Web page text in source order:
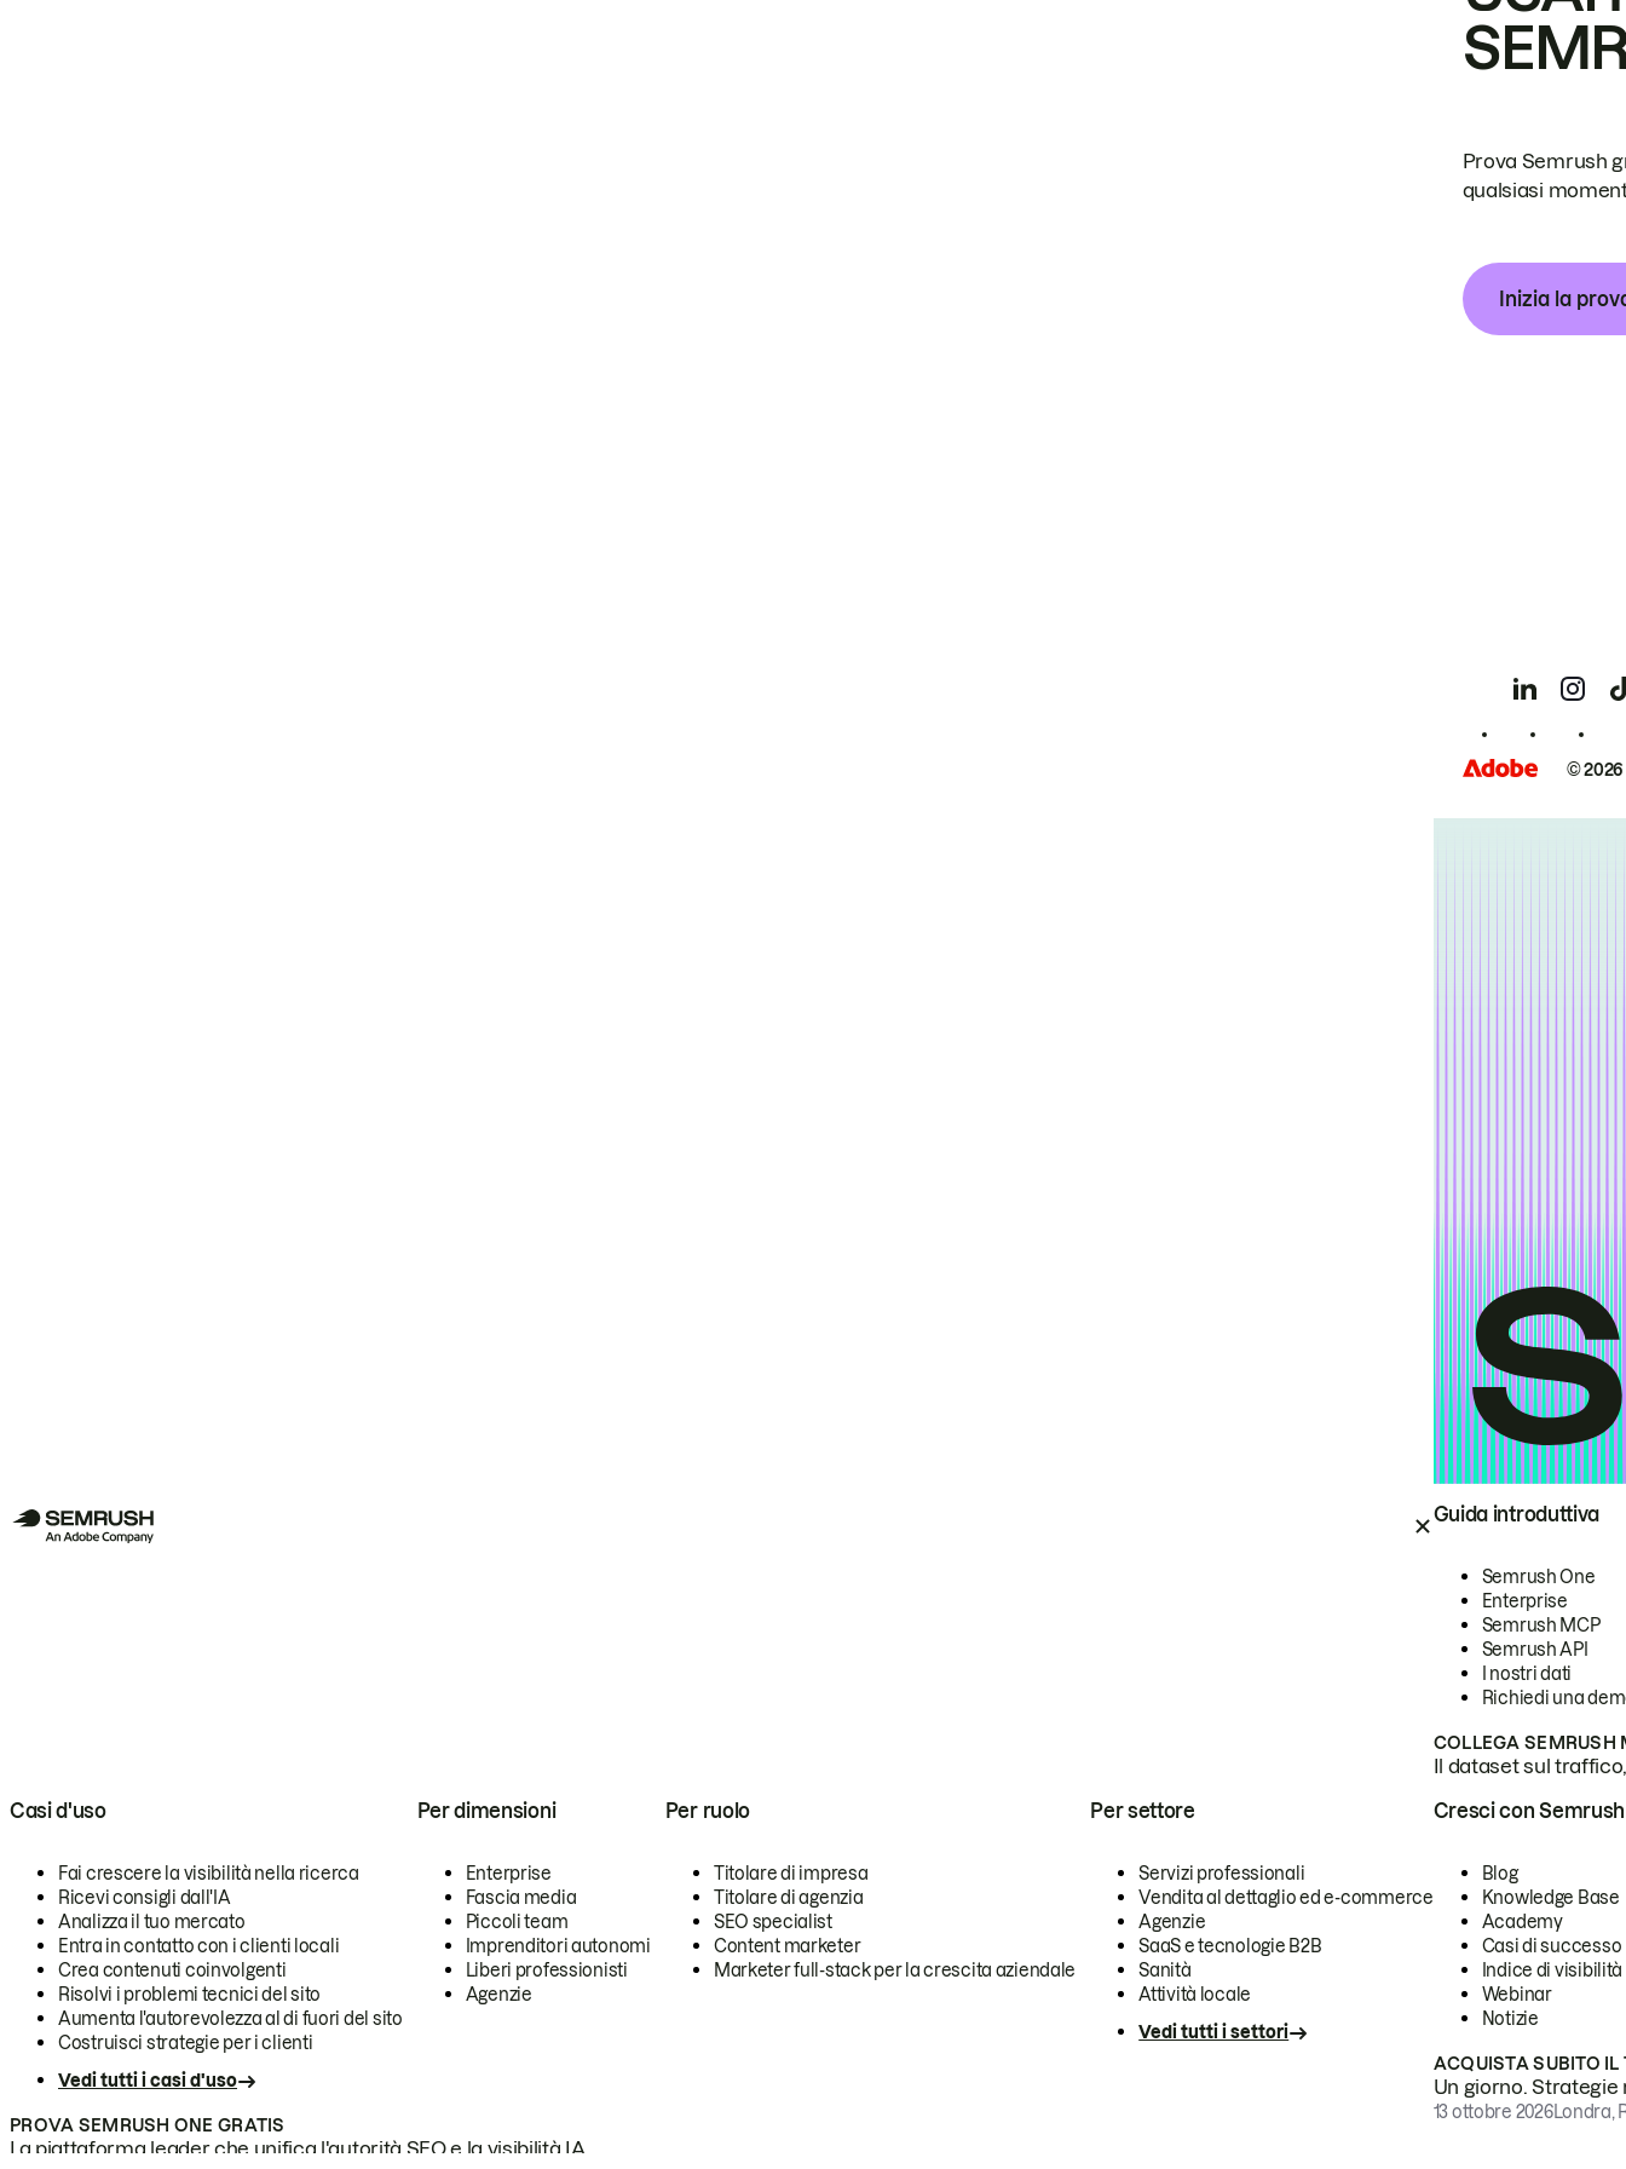
Guida introduttiva
Semrush One
Enterprise
Semrush MCP
Semrush API
I nostri dati
Richiedi una
COLLEGA SEMRUSH
Il dataset sul
Casi d'uso
Fai crescere la visibilità nella ricerca
Ricevi consigli dall'IA
Analizza il tuo mercato
Entra in contatto con i clienti locali
Crea contenuti coinvolgenti
Risolvi i problemi tecnici del sito
Aumenta l'autorevolezza al di fuori del sito
Costruisci strategie per i clienti
Vedi tutti i casi d'uso
Per dimensioni
Enterprise
Fascia media
Piccoli team
Imprenditori autonomi
Liberi professionisti
Agenzie
Per ruolo
Titolare di impresa
Titolare di agenzia
SEO specialist
Content marketer
Marketer full-stack per la crescita aziendale
Per settore
Servizi professionali
Vendita al dettaglio ed e-commerce
Agenzie
SaaS e tecnologie B2B
Sanità
Attività locale
Vedi tutti i settori
PROVA SEMRUSH ONE GRATIS
La piattaforma leader che unifica l'autorità SEO e la visibilità IA.
Cresci con Semrush
Blog
Knowledge Base
Academy
Casi di successo
Indice di visibilità
Webinar
Notizie
ACQUISTA SUBITO IL
Un giorno.
13 ottobre 2026Londra,
Prova Semrush
qualsiasi
Inizia la
©